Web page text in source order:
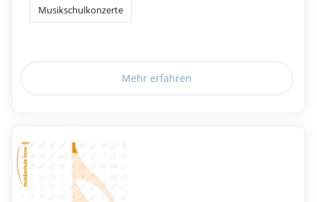
Musikschulkonzerte
Mehr erfahren